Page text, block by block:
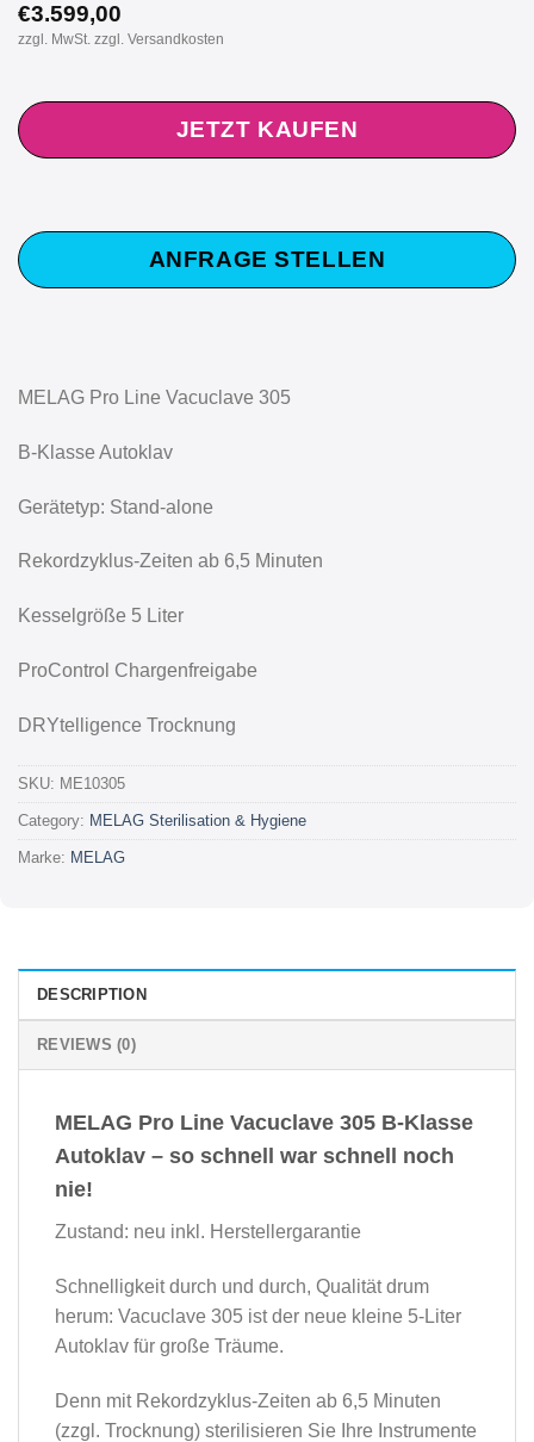
€3.599,00
zzgl. MwSt. zzgl. Versandkosten
JETZT KAUFEN
ANFRAGE STELLEN
MELAG Pro Line Vacuclave 305
B-Klasse Autoklav
Gerätetyp: Stand-alone
Rekordzyklus-Zeiten ab 6,5 Minuten
Kesselgröße 5 Liter
ProControl Chargenfreigabe
DRYtelligence Trocknung
SKU: ME10305
Category: MELAG Sterilisation & Hygiene
Marke: MELAG
DESCRIPTION
REVIEWS (0)
MELAG Pro Line Vacuclave 305 B-Klasse
Autoklav – so schnell war schnell noch
nie!
Zustand: neu inkl. Herstellergarantie
Schnelligkeit durch und durch, Qualität drum
herum: Vacuclave 305 ist der neue kleine 5-Liter
Autoklav für große Träume.
Denn mit Rekordzyklus-Zeiten ab 6,5 Minuten
(zzgl. Trocknung) sterilisieren Sie Ihre Instrumente